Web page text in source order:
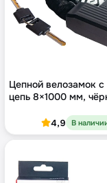
Цепной велозамок
цепь 8×1000 мм,
4,9 В